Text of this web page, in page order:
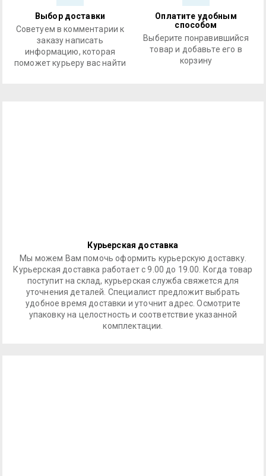
Выбор доставки
Советуем в комментарии к
заказу написать
информацию, которая
поможет курьеру вас найти
Оплатите удобным
способом
Выберите понравившийся
товар и добавьте его в
корзину
Курьерская доставка
Мы можем Вам помочь оформить курьерскую доставку.
Курьерская доставка работает с 9.00 до 19.00. Когда товар
поступит на склад, курьерская служба свяжется для
уточнения деталей. Специалист предложит выбрать
удобное время доставки и уточнит адрес. Осмотрите
упаковку на целостность и соответствие указанной
комплектации.